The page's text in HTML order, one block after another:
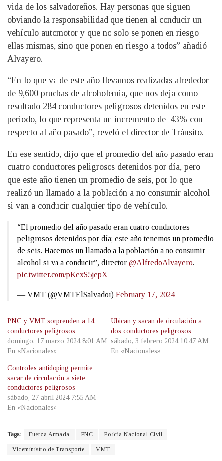
vida de los salvadoreños. Hay personas que siguen
obviando la responsabilidad que tienen al conducir un
vehículo automotor y que no solo se ponen en riesgo
ellas mismas, sino que ponen en riesgo a todos” añadió
Alvayero.
“En lo que va de este año llevamos realizadas alrededor
de 9,600 pruebas de alcoholemia, que nos deja como
resultado 284 conductores peligrosos detenidos en este
periodo, lo que representa un incremento del 43% con
respecto al año pasado”, reveló el director de Tránsito.
En ese sentido, dijo que el promedio del año pasado eran
cuatro conductores peligrosos detenidos por día, pero
que este año tienen un promedio de seis, por lo que
realizó un llamado a la población a no consumir alcohol
si van a conducir cualquier tipo de vehículo.
“El promedio del año pasado eran cuatro conductores
peligrosos detenidos por día; este año tenemos un promedio
de seis. Hacemos un llamado a la población a no consumir
alcohol si va a conducir”, director @AlfredoAlvayero.
pic.twitter.com/pKexS5jepX
— VMT (@VMTElSalvador) February 17, 2024
PNC y VMT sorprenden a 14
conductores peligrosos
domingo, 17 marzo 2024 8:01 AM
En «Nacionales»
Ubican y sacan de circulación a
dos conductores peligrosos
sábado, 3 febrero 2024 10:47 AM
En «Nacionales»
Controles antidoping permite
sacar de circulación a siete
conductores peligrosos
sábado, 27 abril 2024 7:55 AM
En «Nacionales»
Tags: Fuerza Armada PNC Policía Nacional Civil
Viceministro de Transporte VMT